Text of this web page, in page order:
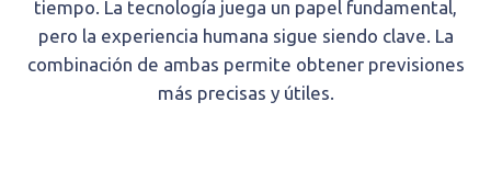
tiempo. La tecnología juega un papel fundamental,
pero la experiencia humana sigue siendo clave. La
combinación de ambas permite obtener previsiones
más precisas y útiles.